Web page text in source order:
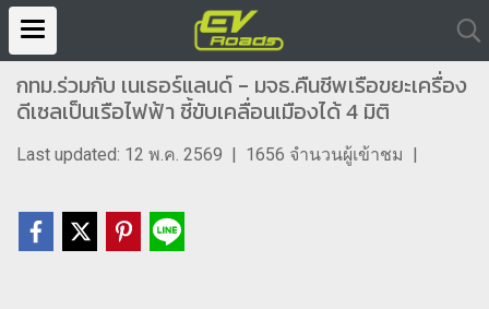
กทม.ร่วมกับ เนเธอร์แลนด์ - มจธ.คืนชีพเรือขยะเครื่อง
ดีเซลเป็นเรือไฟฟ้า ชี้ขับเคลื่อนเมืองได้ 4 มิติ
Last updated: 12 พ.ค. 2569 | 1656 จำนวนผู้เข้าชม |